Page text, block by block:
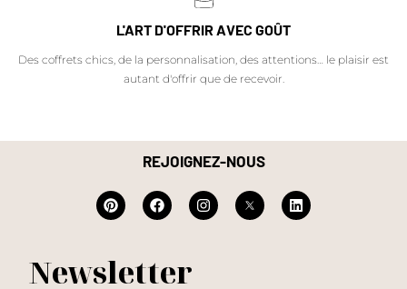
L'ART D'OFFRIR AVEC GOÛT
Des coffrets chics, de la personnalisation, des attentions… le plaisir est
autant d'offrir que de recevoir.
REJOIGNEZ-NOUS
Newsletter